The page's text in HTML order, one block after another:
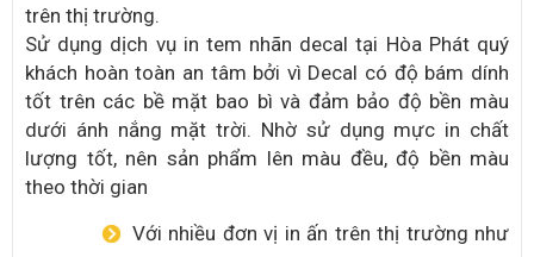
trên thị trường.
Sử dụng dịch vụ in tem nhãn decal tại Hòa Phát quý
khách hoàn toàn an tâm bởi vì Decal có độ bám dính
tốt trên các bề mặt bao bì và đảm bảo độ bền màu
dưới ánh nắng mặt trời. Nhờ sử dụng mực in chất
lượng tốt, nên sản phẩm lên màu đều, độ bền màu
theo thời gian
Với nhiều đơn vị in ấn trên thị trường như